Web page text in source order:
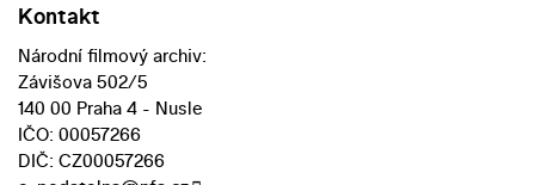
Kontakt
Národní filmový archiv:
Závišova 502/5
140 00 Praha 4 - Nusle
IČO: 00057266
DIČ: CZ00057266